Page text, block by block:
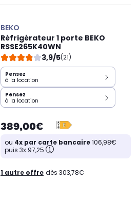
BEKO
Réfrigérateur 1 porte BEKO
RSSE265K40WN
3,9/5(21)
Pensez
à la location
Pensez
à la location
389,00€
ou 4x par carte bancaire106,98€
puis 3x 97,25
1 autre offre dès 303,78€